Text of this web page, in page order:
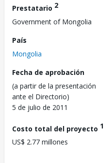
Prestatario 2
Government of Mongolia
País
Mongolia
Fecha de aprobación
(a partir de la presentación
ante el Directorio)
5 de julio de 2011
Costo total del proyecto 1
US$ 2.77 millones